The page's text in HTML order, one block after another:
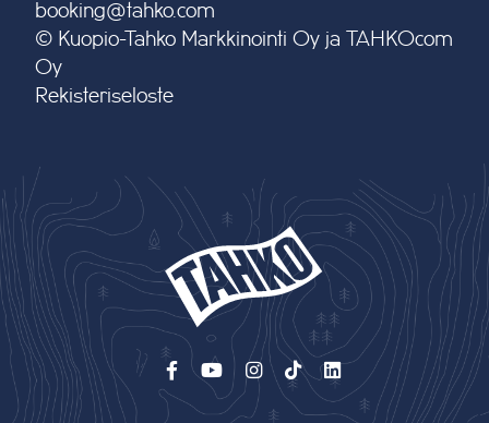
booking@tahko.com
© Kuopio-Tahko Markkinointi Oy ja TAHKOcom
Oy
Rekisteriseloste